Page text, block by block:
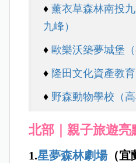
♦薰衣草森林南投
九峰）
♦歐樂沃築夢城堡（
♦ 隆田文化資產教
♦ 野森動物學校（高
北部｜親子旅遊亮
1.星夢森林劇場（宜